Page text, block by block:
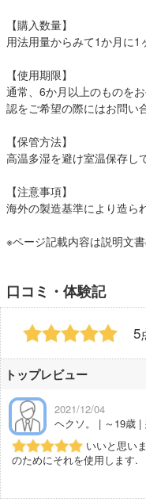
【購入数量】
用法用量からみて1か月に1
【使用期限】
通常、6か月以上のものを
認をご希望の際にはお問い
【保管方法】
高温多湿を避け室温保存し
【注意事項】
海外の製造基準により造ら
※ページ記載内容は説明文書
口コミ・体験記
5
トップレビュー
2021/12/04
ヘクソ。 | ～19歳 |
いいと思い
のためにそれを使用します.